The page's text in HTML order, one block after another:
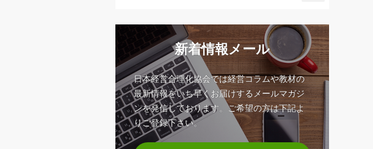
新着情報メール
日本経営合理化協会では経営コラムや教材の
最新情報をいち早くお届けするメールマガジ
ンを発信しております。ご希望の方は下記よ
りご登録下さい。